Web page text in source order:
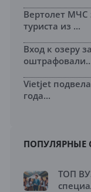
Вертолет МЧС
туриста из ...
Вход к озеру
Vietjet
года...
ПОПУЛЯРНЫЕ
ТОП